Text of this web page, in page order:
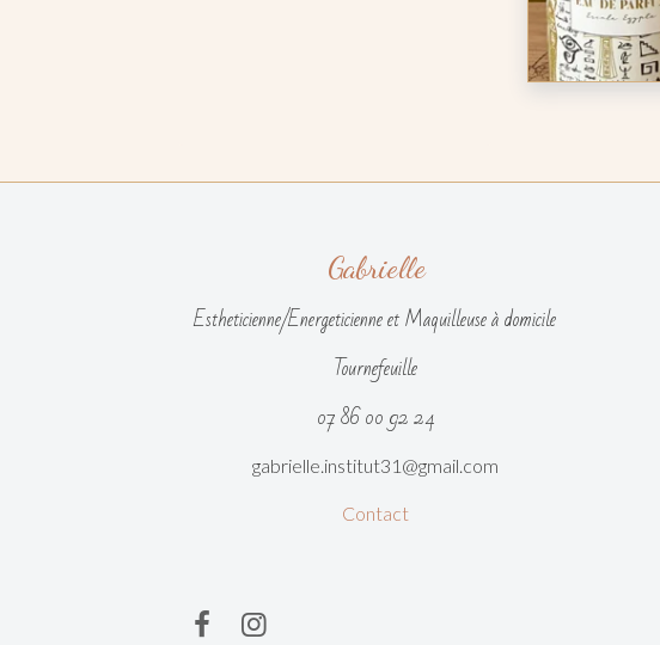
Gabrielle
Estheticienne/Energeticienne et Maquilleuse à domicile
Tournefeuille
07 86 00 92 24
gabrielle.institut31@gmail.com
Contact